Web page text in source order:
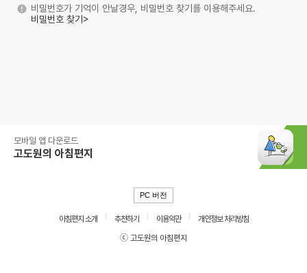
비밀번호가 기억이 안날경우, 비밀번호 찾기를 이용해주세요.
비밀번호 찾기>
모바일 앱 다운로드
고도원의 아침편지
PC 버전
아침편지 소개 추천하기 이용약관
개인정보 처리방침
ⓒ 고도원의 아침편지